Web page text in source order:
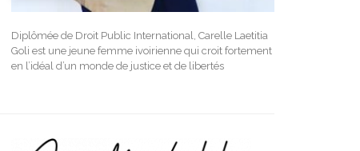
Diplômée de Droit Public International, Carelle Laetitia
Goli est une jeune femme ivoirienne qui croit fortement
en l’idéal d’un monde de justice et de libertés